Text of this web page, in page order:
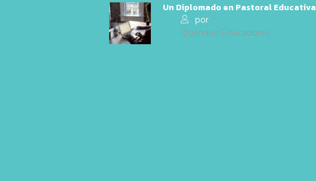
Un Diplomado en Pastoral Educativa
por
Queridos Educadores